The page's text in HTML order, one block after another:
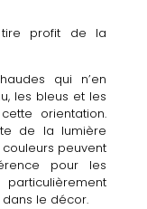
tire profit de la
qui n’en
les bleus et les
orientation.
de la lumière
peuvent
pour les
le décor.